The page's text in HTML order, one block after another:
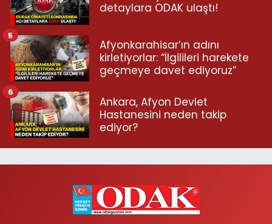
detaylara ODAK ulaştı!
Afyonkarahisar’ın adını
kirletiyorlar: “İlgilileri harekete
geçmeye davet ediyoruz”
5
Ankara, Afyon Devlet
Hastanesini neden takip
ediyor?
6